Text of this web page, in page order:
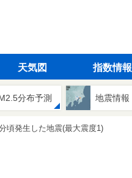
天気図 指数情報
分布予測 地震情報
頃発生した地震(最大震度1)